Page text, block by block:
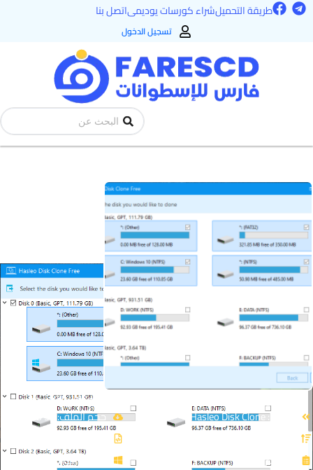
تخطي
طريقة التحميلشراء كورسات يوديمىاتصل بنا T
e
F
a تسجيل الدخول
Search
...
تحميل برنامج Hasleo Disk Clone | نسخ ونقل الويندوز
الاسم: Hasleo Disk Clone
الترخيص: Free
حجم الملف: 37 MB
توافق النواة: 64-Bit